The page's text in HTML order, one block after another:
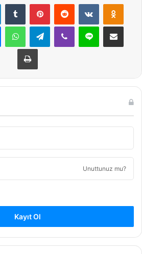
LinkedInTumblr PinterestReddit VKontakte
MessengerWhatsAppTelegramViber Line E-Posta ile
Yazdır
Unuttunuz mu?
Kayıt Ol